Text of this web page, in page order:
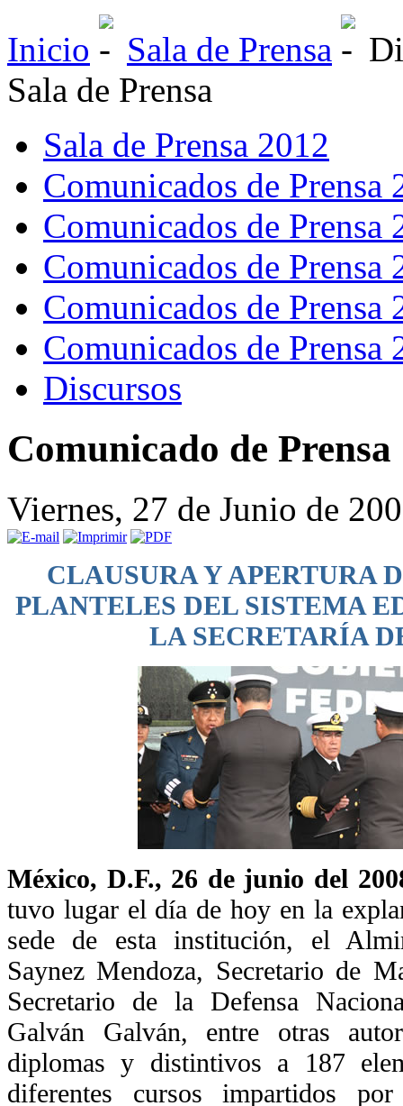
Inicio
Sala de Prensa
Sala de Prensa
Sala de Prensa 2012
Comunicados de Prensa
Comunicados de Prensa
Comunicados de Prensa
Comunicados de Prensa
Comunicados de Prensa
Discursos
Comunicado de Prensa
Viernes, 27 de Junio de
CLAUSURA Y APERTURA
PLANTELES DEL SISTEMA
LA SECRETARÍA
México, D.F., 26 de junio del
tuvo lugar el día de hoy en la
sede de esta institución, el
Saynez Mendoza, Secretario de
Secretario de la Defensa
Galván Galván, entre otras
diplomas y distintivos a 187
diferentes cursos impartidos